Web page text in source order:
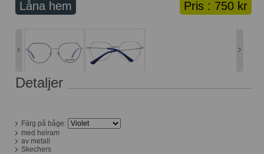
Lånekorg: 0 bågar
Pris : 750 kr
Låna hem
Detaljer
Färg på båge:
med helram
av metall
Skechers